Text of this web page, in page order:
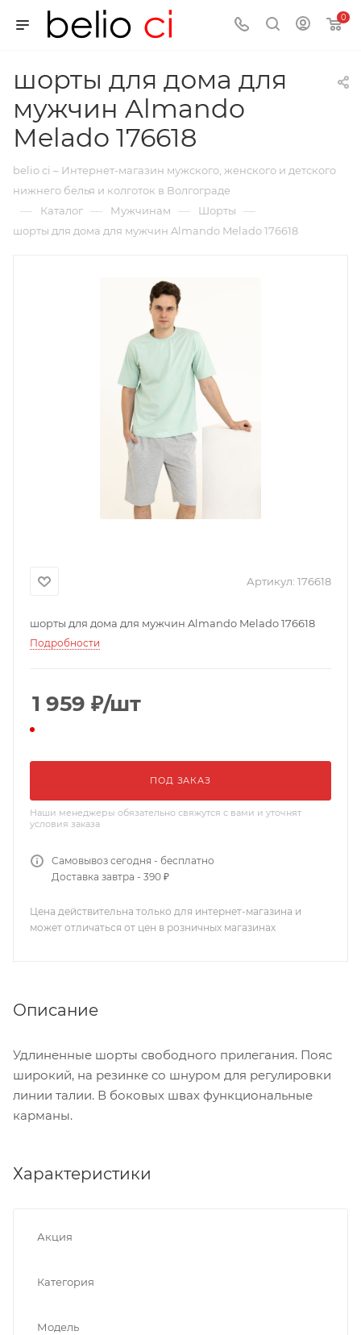
0
шорты для дома для
мужчин Almando
Melado 176618
belio ci – Интернет-магазин мужского, женского и детского
нижнего белья и колготок в Волгограде
— Каталог — Мужчинам — Шорты —
шорты для дома для мужчин Almando Melado 176618
Артикул: 176618
шорты для дома для мужчин Almando Melado 176618
Подробности
1 959 ₽/шт
ПОД ЗАКАЗ
Наши менеджеры обязательно свяжутся с вами и уточнят
условия заказа
Самовывоз сегодня - бесплатно
Доставка завтра - 390 ₽
Цена действительна только для интернет-магазина и
может отличаться от цен в розничных магазинах
Описание
Удлиненные шорты свободного прилегания. Пояс
широкий, на резинке со шнуром для регулировки
линии талии. В боковых швах функциональные
карманы.
Характеристики
Акция
Категория
Модель